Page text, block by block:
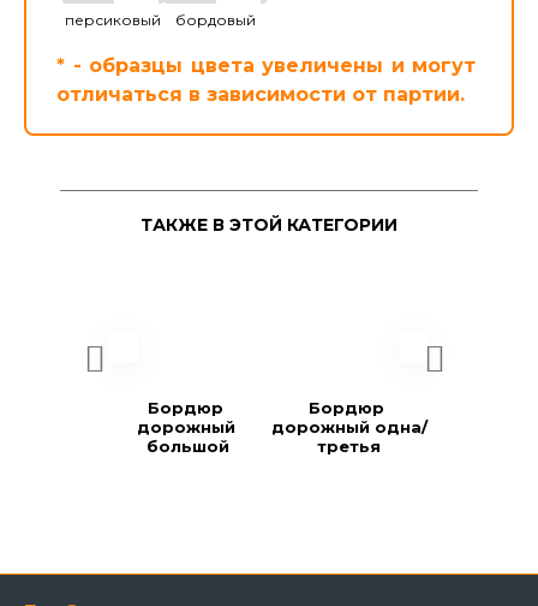
персиковый бордовый
* - образцы цвета увеличены и могут
отличаться в зависимости от партии.
ТАКЖЕ В ЭТОЙ КАТЕГОРИИ
Бордюр
дорожный
большой
Бордюр
дорожный одна/
третья